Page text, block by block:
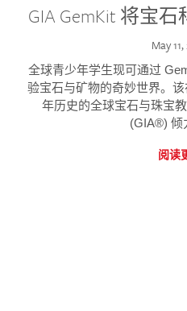
GIA GemKit 将宝
May
全球青少年学生现可通过
验宝石与矿物的奇妙世界。
年历史的全球宝石与珠宝
(GIA®) 倾
阅读